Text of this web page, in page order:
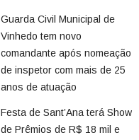
Guarda Civil Municipal de
Vinhedo tem novo
comandante após nomeação
de inspetor com mais de 25
anos de atuação
Festa de Sant’Ana terá Show
de Prêmios de R$ 18 mil e